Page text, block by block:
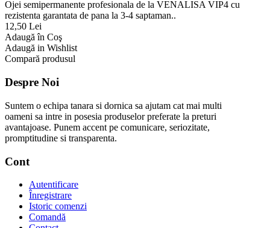
Ojei semipermanente profesionala de la VENALISA VIP4 cu
rezistenta garantata de pana la 3-4 saptaman..
12,50 Lei
Adaugă în Coş
Adaugă in Wishlist
Compară produsul
Despre Noi
Suntem o echipa tanara si dornica sa ajutam cat mai multi
oameni sa intre in posesia produselor preferate la preturi
avantajoase. Punem accent pe comunicare, seriozitate,
promptitudine si transparenta.
Cont
Autentificare
Înregistrare
Istoric comenzi
Comandă